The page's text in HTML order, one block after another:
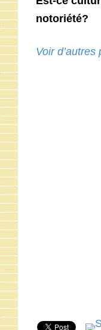
notoriété?
Voir d’autres